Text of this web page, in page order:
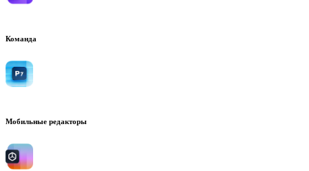
Команда
Мобильные редакторы